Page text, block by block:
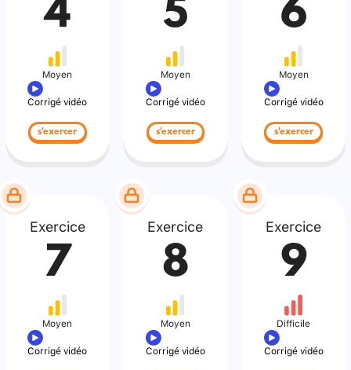
4
Moyen
Corrigé vidéo
s'exercer
5
Moyen
Corrigé vidéo
s'exercer
6
Moyen
Corrigé vidéo
s'exercer
Exercice
7
Moyen
Corrigé vidéo
Exercice
8
Moyen
Corrigé vidéo
Exercice
9
Difficile
Corrigé vidéo